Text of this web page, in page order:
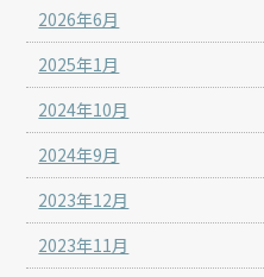
2026年6月
2025年1月
2024年10月
2024年9月
2023年12月
2023年11月